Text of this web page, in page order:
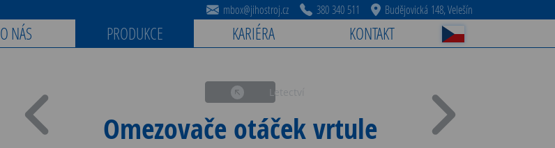
mbox@jihostroj.cz 380 340 511 Budějovická 148, Velešín
O NÁS PRODUKCE KARIÉRA KONTAKT
Letectví
Omezovače otáček vrtule